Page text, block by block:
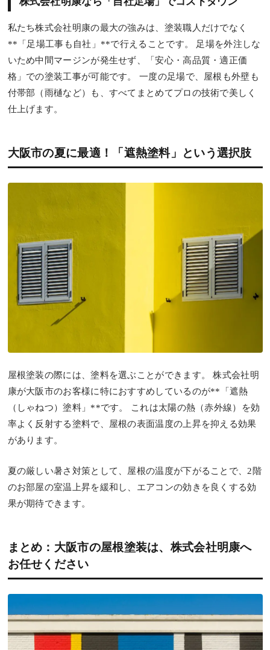
私たち株式会社明康の最大の強みは、塗装職人だけでなく
**「足場工事も自社」**で行えることです。 足場を外注しな
いため中間マージンが発生せず、「安心・高品質・適正価
格」での塗装工事が可能です。 一度の足場で、屋根も外壁も
付帯部（雨樋など）も、すべてまとめてプロの技術で美しく
仕上げます。
大阪市の夏に最適！「遮熱塗料」という選択肢
屋根塗装の際には、塗料を選ぶことができます。 株式会社明
康が大阪市のお客様に特におすすめしているのが**「遮熱
（しゃねつ）塗料」**です。 これは太陽の熱（赤外線）を効
率よく反射する塗料で、屋根の表面温度の上昇を抑える効果
があります。
夏の厳しい暑さ対策として、屋根の温度が下がることで、2階
のお部屋の室温上昇を緩和し、エアコンの効きを良くする効
果が期待できます。
まとめ：大阪市の屋根塗装は、株式会社明康へ
お任せください